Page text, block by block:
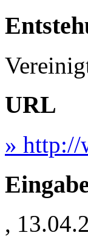
URL
» http://
,